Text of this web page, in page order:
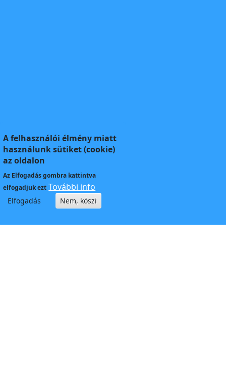
A felhasználói élmény miatt
használunk sütiket (cookie)
az oldalon
Az Elfogadásgombra kattintva
elfogadjuk ezt További info
Elfogadás Nem, köszi